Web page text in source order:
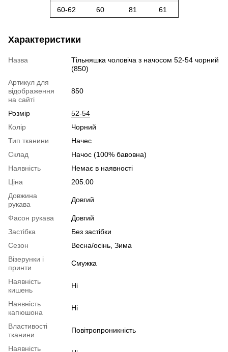
60-62
60 81 61
Характеристики
Назва
Тільняшка чоловіча з начосом 52-54 чорний
(850)
Артикул для
відображення
на сайті
850
Розмір
52-54
Колір
Чорний
Тип тканини
Начес
Склад
Начос (100% бавовна)
Наявність
Немає в наявності
Ціна
205.00
Довжина
рукава
Довгий
Фасон рукава
Довгий
Застібка
Без застібки
Сезон
Весна/осінь, Зима
Візерунки і
принти
Смужка
Наявність
кишень
Ні
Наявність
капюшона
Ні
Властивості
тканини
Повітропроникність
Наявність